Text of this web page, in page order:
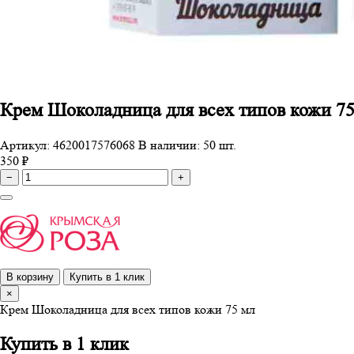
Крем Шоколадница для всех типов кожи
Артикул: 4620017576068 В наличии: 50 шт.
350 ₽
− +
В корзину
Купить в 1 клик
×
Крем Шоколадница для всех типов кожи 75 мл
Купить в 1 клик